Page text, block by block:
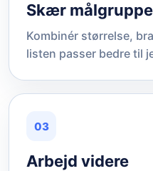
Skær
Kombinér størrelse,
listen passer bedre til
03
Arbejd videre